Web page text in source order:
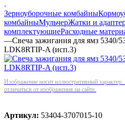
Зерноуборочные комбайны
комбайныМульчерЖатки и
комплектующиеРасходные
—Свеча зажигания для ямз 5340/
LDK8RTIP-A (исп.3)
Изображение носит иллюстративный
отличаться от изображения на сайте.
Артикул: 53404-3707015-10